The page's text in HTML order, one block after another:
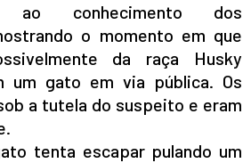
ao conhecimento dos
o momento em que
da raça Husky
um gato em via pública. Os
a tutela do suspeito e eram
tenta escapar pulando um